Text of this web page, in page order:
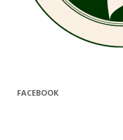
FACEBOOK